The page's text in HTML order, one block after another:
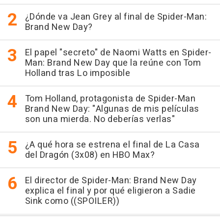
¿Dónde va Jean Grey al final de Spider-Man:
Brand New Day?
El papel "secreto" de Naomi Watts en Spider-
Man: Brand New Day que la reúne con Tom
Holland tras Lo imposible
Tom Holland, protagonista de Spider-Man
Brand New Day: "Algunas de mis películas
son una mierda. No deberías verlas"
¿A qué hora se estrena el final de La Casa
del Dragón (3x08) en HBO Max?
El director de Spider-Man: Brand New Day
explica el final y por qué eligieron a Sadie
Sink como ((SPOILER))